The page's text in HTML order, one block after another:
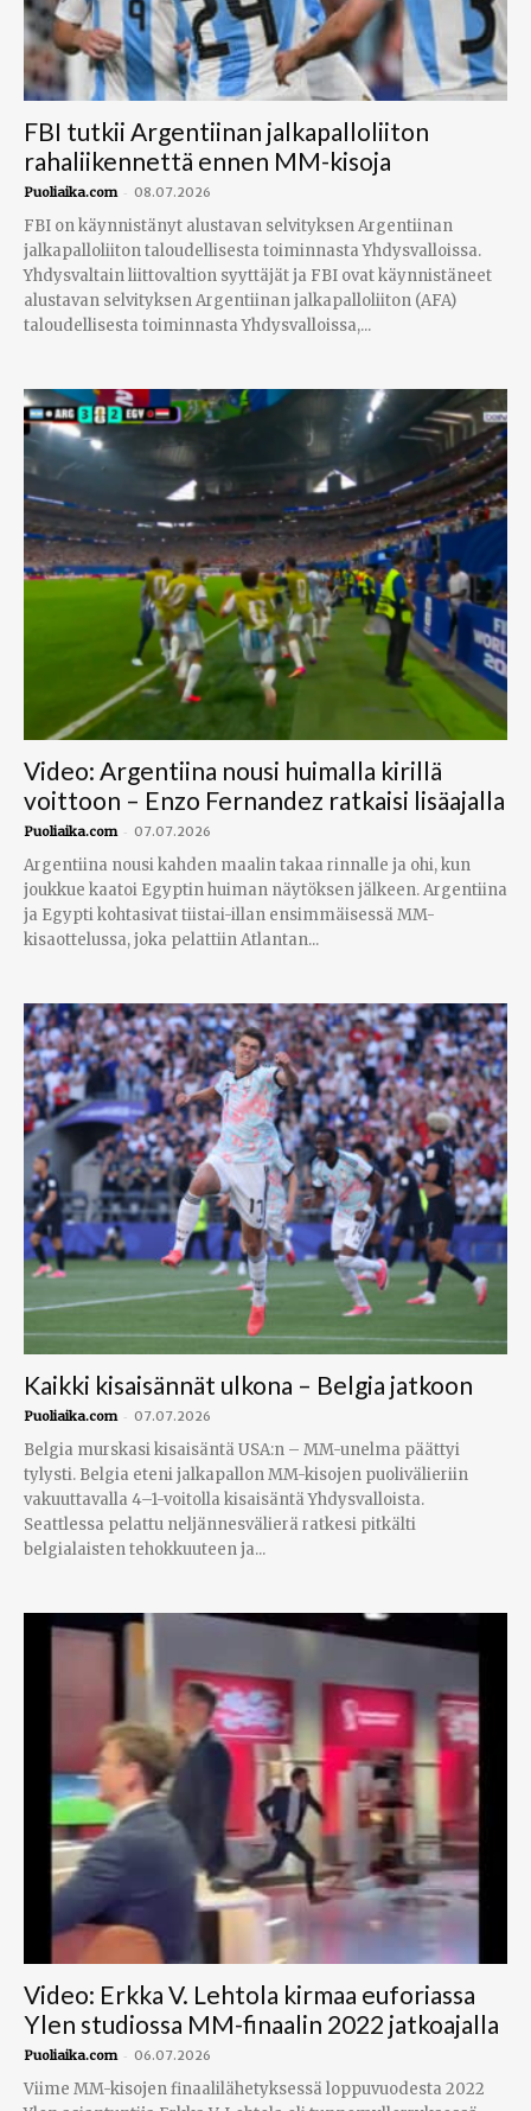
FBI tutkii Argentiinan jalkapalloliiton
rahaliikennettä ennen MM-kisoja
Puoliaika.com - 08.07.2026
FBI on käynnistänyt alustavan selvityksen Argentiinan
jalkapalloliiton taloudellisesta toiminnasta Yhdysvalloissa.
Yhdysvaltain liittovaltion syyttäjät ja FBI ovat käynnistäneet
alustavan selvityksen Argentiinan jalkapalloliiton (AFA)
taloudellisesta toiminnasta Yhdysvalloissa,...
Video: Argentiina nousi huimalla kirillä
voittoon – Enzo Fernandez ratkaisi lisäajalla
Puoliaika.com - 07.07.2026
Argentiina nousi kahden maalin takaa rinnalle ja ohi, kun
joukkue kaatoi Egyptin huiman näytöksen jälkeen. Argentiina
ja Egypti kohtasivat tiistai-illan ensimmäisessä MM-
kisaottelussa, joka pelattiin Atlantan...
Kaikki kisaisännät ulkona – Belgia jatkoon
Puoliaika.com - 07.07.2026
Belgia murskasi kisaisäntä USA:n – MM-unelma päättyi
tylysti. Belgia eteni jalkapallon MM-kisojen puolivälieriin
vakuuttavalla 4–1-voitolla kisaisäntä Yhdysvalloista.
Seattlessa pelattu neljännesvälierä ratkesi pitkälti
belgialaisten tehokkuuteen ja...
Video: Erkka V. Lehtola kirmaa euforiassa
Ylen studiossa MM-finaalin 2022 jatkoajalla
Puoliaika.com - 06.07.2026
Viime MM-kisojen finaalilähetyksessä loppuvuodesta 2022